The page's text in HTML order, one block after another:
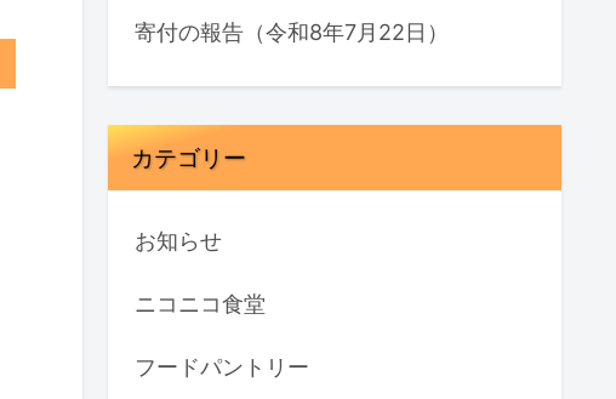
寄付の報告（令和8年7月22日）
カテゴリー
お知らせ
ニコニコ食堂
フードパントリー